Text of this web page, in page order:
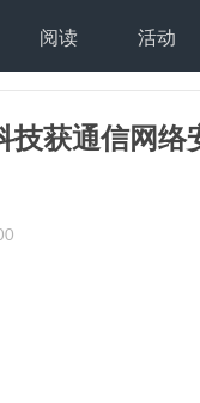
阅读 活动
技获通信网络